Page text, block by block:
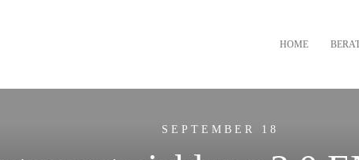
HOME
SEPTEMBER 18